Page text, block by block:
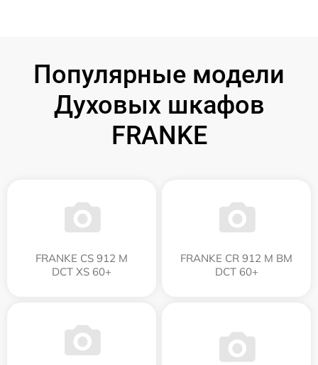
Популярные модели
Духовых шкафов
FRANKE
FRANKE CS 912 M
DCT XS 60+
FRANKE CR 912 M BM
DCT 60+